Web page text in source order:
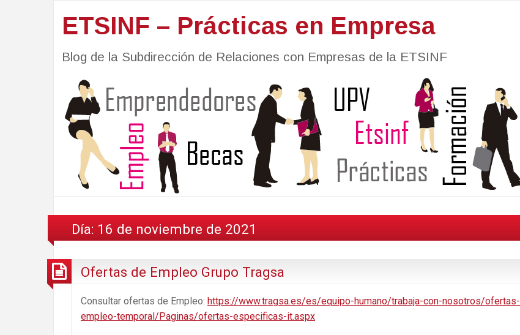
ETSINF – Prácticas en Empresa
Blog de la Subdirección de Relaciones con Empresas de la ETSINF
Día: 16 de noviembre de 2021
Ofertas de Empleo Grupo Tragsa
Consultar ofertas de Empleo: https://www.tragsa.es/es/equipo-humano/trabaja-con-nosotros/ofertas-
empleo-temporal/Paginas/ofertas-especificas-it.aspx